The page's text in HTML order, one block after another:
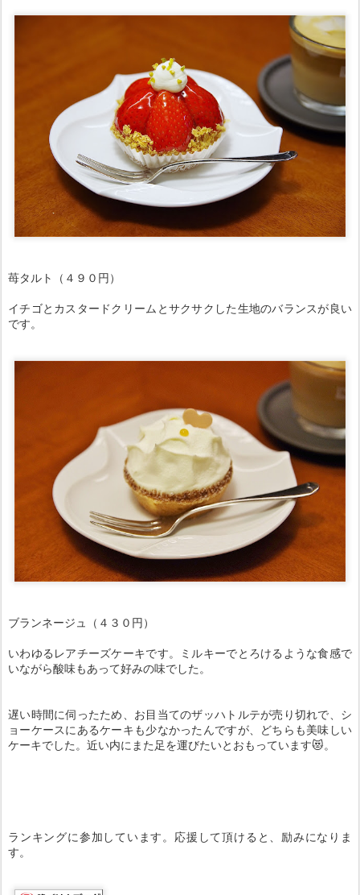
苺タルト（４９０円）
イチゴとカスタードクリームとサクサクした生地のバランスが良い
です。
ブランネージュ（４３０円）
いわゆるレアチーズケーキです。ミルキーでとろけるような食感で
いながら酸味もあって好みの味でした。
遅い時間に伺ったため、お目当てのザッハトルテが売り切れで、シ
ョーケースにあるケーキも少なかったんですが、どちらも美味しい
ケーキでした。近い内にまた足を運びたいとおもっています😻。
ランキングに参加しています。応援して頂けると、励みになりま
す。